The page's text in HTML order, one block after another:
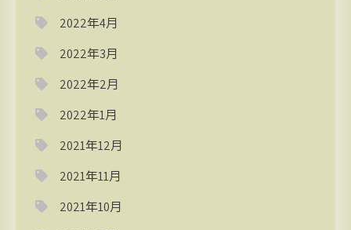
2022年4月
2022年3月
2022年2月
2022年1月
2021年12月
2021年11月
2021年10月